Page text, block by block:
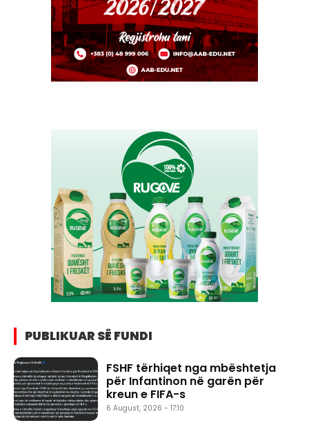
PUBLIKUAR SË FUNDI
FSHF tërhiqet nga mbështetja
për Infantinon në garën për
kreun e FIFA-s
6 August, 2026 - 17:10